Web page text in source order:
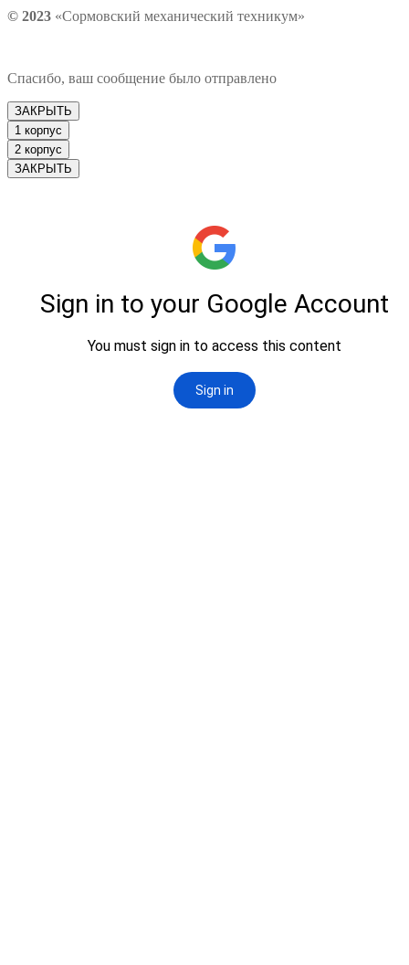
© 2023 «Сормовский механический техникум»
Спасибо, ваш сообщение было отправлено
ЗАКРЫТЬ
1 корпус
2 корпус
ЗАКРЫТЬ